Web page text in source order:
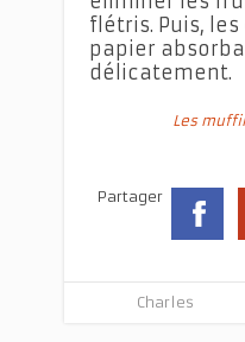
flétris. Puis,
papier
délicatement.
Les
Partager
Charles